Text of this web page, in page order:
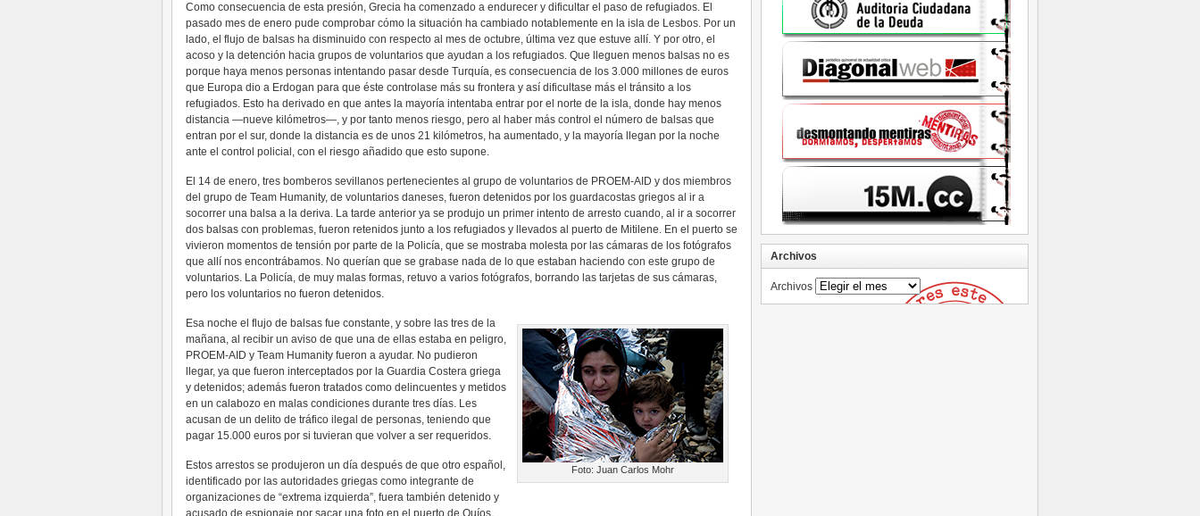
Como consecuencia de esta presión, Grecia ha comenzado a endurecer y dificultar el paso de refugiados. El
pasado mes de enero pude comprobar cómo la situación ha cambiado notablemente en la isla de Lesbos. Por un
lado, el flujo de balsas ha disminuido con respecto al mes de octubre, última vez que estuve allí. Y por otro, el
acoso y la detención hacia grupos de voluntarios que ayudan a los refugiados. Que lleguen menos balsas no es
porque haya menos personas intentando pasar desde Turquía, es consecuencia de los 3.000 millones de euros
que Europa dio a Erdogan para que éste controlase más su frontera y así dificultase más el tránsito a los
refugiados. Esto ha derivado en que antes la mayoría intentaba entrar por el norte de la isla, donde hay menos
distancia —nueve kilómetros—, y por tanto menos riesgo, pero al haber más control el número de balsas que
entran por el sur, donde la distancia es de unos 21 kilómetros, ha aumentado, y la mayoría llegan por la noche
ante el control policial, con el riesgo añadido que esto supone.
El 14 de enero, tres bomberos sevillanos pertenecientes al grupo de voluntarios de PROEM-AID y dos miembros
del grupo de Team Humanity, de voluntarios daneses, fueron detenidos por los guardacostas griegos al ir a
socorrer una balsa a la deriva. La tarde anterior ya se produjo un primer intento de arresto cuando, al ir a socorrer
dos balsas con problemas, fueron retenidos junto a los refugiados y llevados al puerto de Mitilene. En el puerto se
vivieron momentos de tensión por parte de la Policía, que se mostraba molesta por las cámaras de los fotógrafos
que allí nos encontrábamos. No querían que se grabase nada de lo que estaban haciendo con este grupo de
voluntarios. La Policía, de muy malas formas, retuvo a varios fotógrafos, borrando las tarjetas de sus cámaras,
pero los voluntarios no fueron detenidos.
Foto: Juan Carlos Mohr
Esa noche el flujo de balsas fue constante, y sobre las tres de la
mañana, al recibir un aviso de que una de ellas estaba en peligro,
PROEM-AID y Team Humanity fueron a ayudar. No pudieron
llegar, ya que fueron interceptados por la Guardia Costera griega
y detenidos; además fueron tratados como delincuentes y metidos
en un calabozo en malas condiciones durante tres días. Les
acusan de un delito de tráfico ilegal de personas, teniendo que
pagar 15.000 euros por si tuvieran que volver a ser requeridos.
Estos arrestos se produjeron un día después de que otro español,
identificado por las autoridades griegas como integrante de
organizaciones de “extrema izquierda”, fuera también detenido y
acusado de espionaje por sacar una foto en el puerto de Quíos.
Archivos
Archivos